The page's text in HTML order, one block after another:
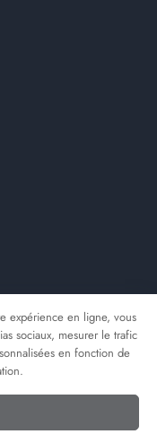
expérience en ligne, vous
sociaux, mesurer le trafic
en fonction de